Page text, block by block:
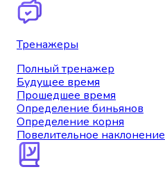
Тренажеры
Полный тренажер
Будущее время
Прошедшее время
Определение биньянов
Определение корня
Повелительное наклонение